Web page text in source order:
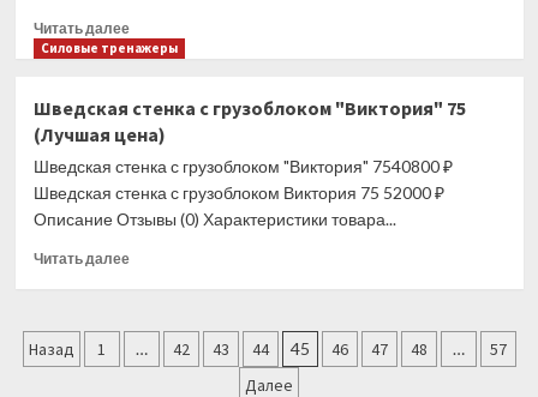
(Лучшая
цена)
Читать далееПрочитать
больше
дорожка
AMF
8643R
Силовые тренажеры
Шведская стенка с грузоблоком "Виктория" 75
(Лучшая цена)
Шведская стенка с грузоблоком "Виктория" 7540800 ₽
Шведская стенка с грузоблоком Виктория 75 52000 ₽
Описание Отзывы (0) Характеристики товара...
Читать далееПрочитать
стенка
с
Пагинация
Назад 1 … 42 43 44 45 46 47 48 …
57
Далее